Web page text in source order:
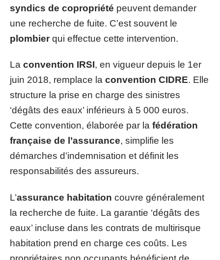
syndics de copropriété peuvent demander
une recherche de fuite. C’est souvent le
plombierqui effectue cette intervention.
La convention IRSI, en vigueur depuis le 1er
juin 2018, remplace la convention CIDRE. Elle
structure la prise en charge des sinistres
‘dégâts des eaux’ inférieurs à 5 000 euros.
Cette convention, élaborée par la fédération
française de l’assurance, simplifie les
démarches d’indemnisation et définit les
responsabilités des assureurs.
L’assurance habitation couvre généralement
la recherche de fuite. La garantie ‘dégâts des
eaux’ incluse dans les contrats de multirisque
habitation prend en charge ces coûts. Les